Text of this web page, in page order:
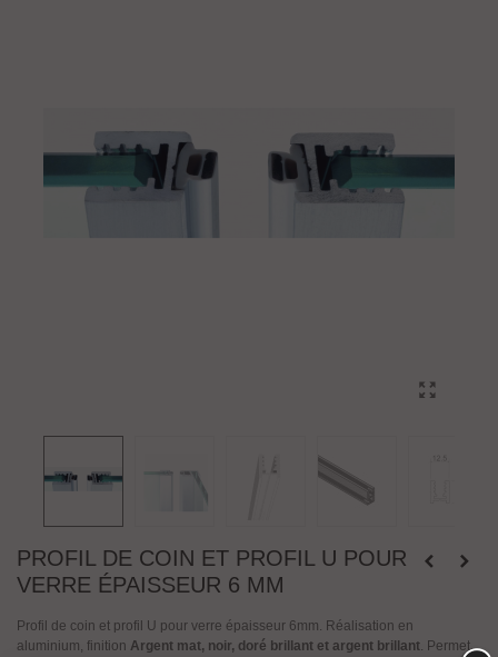
PROFIL DE COIN ET PROFIL U POUR
VERRE ÉPAISSEUR 6 MM
Profil de coin et profil U pour verre épaisseur 6mm. Réalisation en
aluminium, finition Argent mat, noir, doré brillant et argent brillant. Permet